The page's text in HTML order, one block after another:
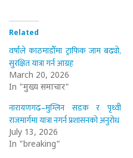
Related
वर्षाले काठमाडौँमा ट्राफिक जाम बढ्यो,
सुरक्षित यात्रा गर्न आग्रह
March 20, 2026
In "मुख्य समाचार"
नारायणगढ–मुग्लिन सडक र पृथ्वी
राजमार्गमा यात्रा नगर्न प्रशासनको अनुरोध
July 13, 2026
In "breaking"